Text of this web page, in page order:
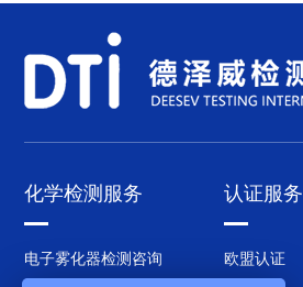
化学检测服务
电子雾化器检测咨询
认证服务
欧盟认证